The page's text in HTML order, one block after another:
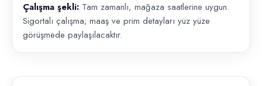
Çalışma şekli: Tam zamanlı, mağaza saatlerine uygun.
Sigortalı çalışma; maaş ve prim detayları yüz yüze
görüşmede paylaşılacaktır.